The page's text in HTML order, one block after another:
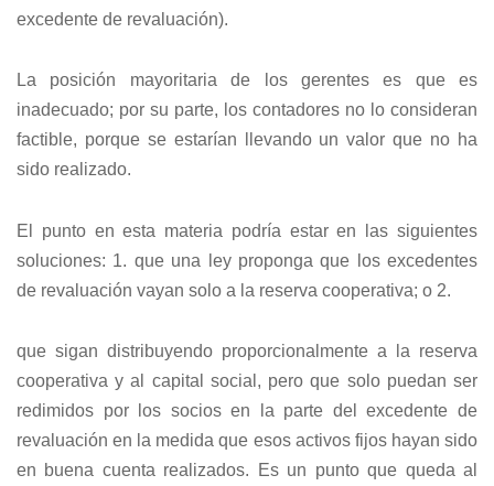
excedente de revaluación).
La posición mayoritaria de los gerentes es que es
inadecuado; por su parte, los contadores no lo consideran
factible, porque se estarían llevando un valor que no ha
sido realizado.
El punto en esta materia podría estar en las siguientes
soluciones: 1. que una ley proponga que los excedentes
de revaluación vayan solo a la reserva cooperativa; o 2.
que sigan distribuyendo proporcionalmente a la reserva
cooperativa y al capital social, pero que solo puedan ser
redimidos por los socios en la parte del excedente de
revaluación en la medida que esos activos fijos hayan sido
en buena cuenta realizados. Es un punto que queda al